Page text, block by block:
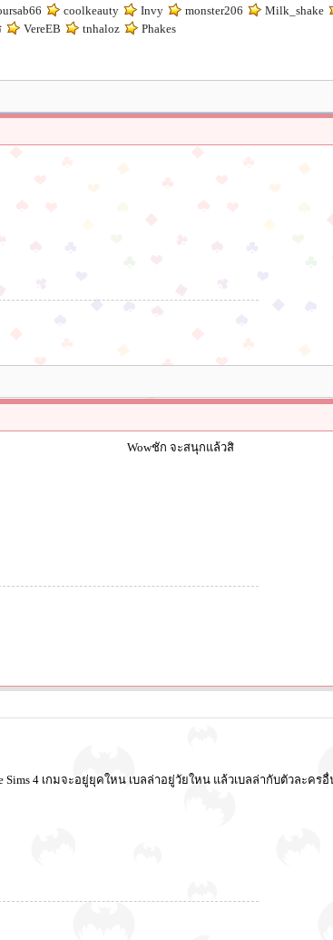
coolkeauty Invy monster206 Milk_shake
VereEB tnhaloz Phakes
Wowชัก จะสนุกแล้วสิ
Sims 4 เกมจะอยู่ยุคใหน เบลล่าอยู่วัยใหน แล้วเบลล่ากับตัวละค